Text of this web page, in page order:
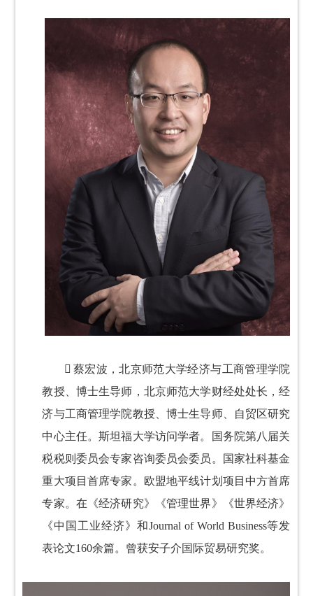
 蔡宏波，北京师范大学经济与工商管理学院
教授、博士生导师，北京师范大学财经处处长，经
济与工商管理学院教授、博士生导师、自贸区研究
中心主任。斯坦福大学访问学者。国务院第八届关
税税则委员会专家咨询委员会委员。国家社科基金
重大项目首席专家。欧盟地平线计划项目中方首席
专家。在《经济研究》《管理世界》《世界经济》
《中国工业经济》和Journal of World Business等发
表论文160余篇。曾获安子介国际贸易研究奖。